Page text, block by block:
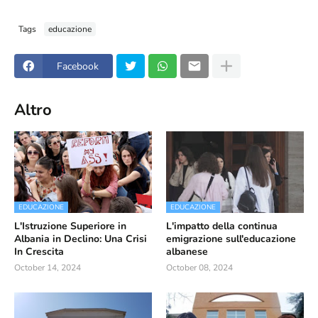
Tags educazione
Facebook
Altro
EDUCAZIONE
L'Istruzione Superiore in
Albania in Declino: Una Crisi
In Crescita
October 14, 2024
EDUCAZIONE
L'impatto della continua
emigrazione sull'educazione
albanese
October 08, 2024